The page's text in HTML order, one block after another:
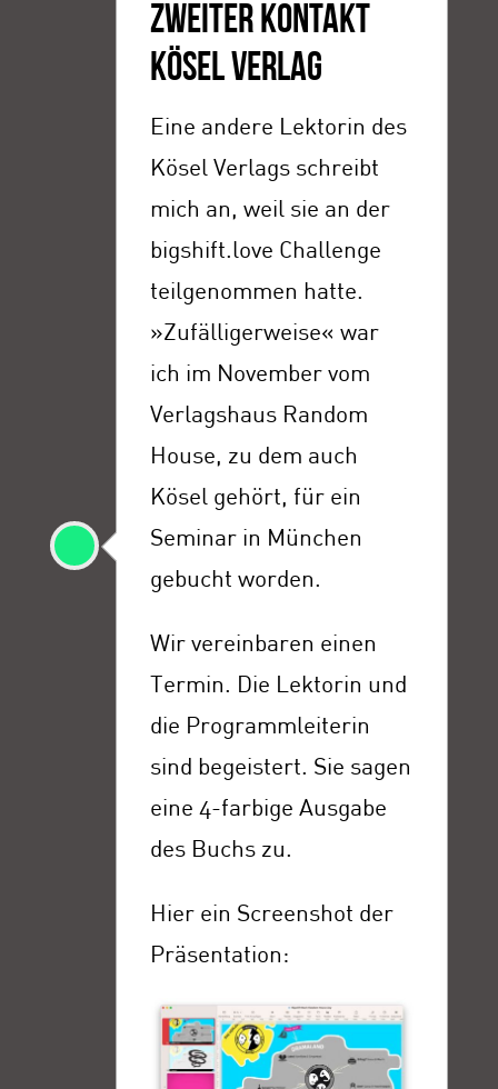
ZWEITER KONTAKT
KÖSEL VERLAG
Eine andere Lektorin des
Kösel Verlags schreibt
mich an, weil sie an der
bigshift.love Challenge
teilgenommen hatte.
»Zufälligerweise« war
ich im November vom
Verlagshaus Random
House, zu dem auch
Kösel gehört, für ein
Seminar in München
gebucht worden.
Wir vereinbaren einen
Termin. Die Lektorin und
die Programmleiterin
sind begeistert. Sie sagen
eine 4-farbige Ausgabe
des Buchs zu.
Hier ein Screenshot der
Präsentation: